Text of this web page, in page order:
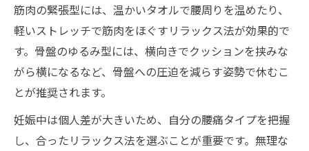
妊婦も安心な施術内容のポイント
産婦人科医に相談すべき腰痛の症状
フェイシャルエステ利用時の注意点
快適マタニティライフへの腰痛軽減習慣とは
腰痛軽減のための生活習慣チェックリスト
妊娠中におすすめのストレッチ法
筋肉の緊張型には、温かいタオルで腰周りを温めたり、
軽いストレッチで筋肉をほぐすリラックス法が効果的で
す。骨盤のゆるみ型には、横向きでクッションを挟みな
がら横になるなど、骨盤への圧迫を減らす姿勢で休むこ
とが推奨されます。
妊娠中は個人差が大きいため、自分の腰痛タイプを把握
し、合ったリラックス法を選ぶことが重要です。無理な